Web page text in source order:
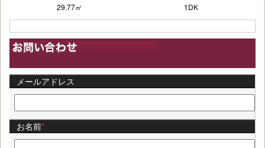
29.77㎡
1DK
メールアドレス
お名前*